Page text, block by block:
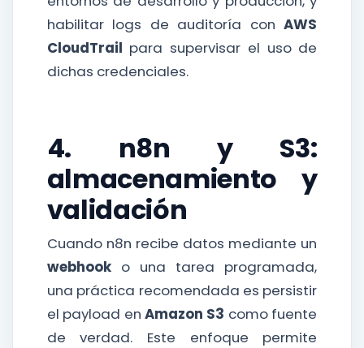
habilitar logs de auditoría conAWS
CloudTrail para supervisar el uso de
dichas credenciales.
4. n8n y S3:
almacenamiento y
validación
Cuando n8n recibe datos mediante un
webhooko una tarea programada,
una práctica recomendada es persistir
el payload en Amazon S3 como fuente
de verdad. Este enfoque permite